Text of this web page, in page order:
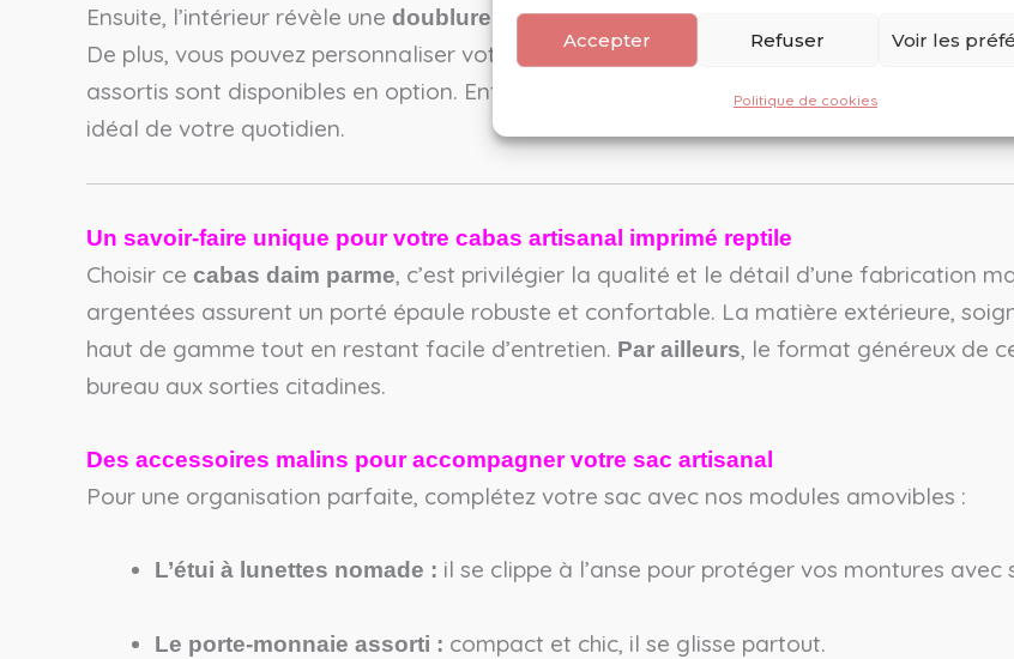
Accepter Refuser Voir les
Politique de cookies
Ensuite, l’intérieur révèle une doublure florale assortie. Ce sac artisanal est également
De plus, vous pouvez personnaliser votre achat avec des
accessoires coordonnés.
assortis sont disponibles en option. Enfin, cette
édition limitée Éliléa garantit une
idéal de votre quotidien.
Un savoir-faire unique pour votre cabas artisanal imprimé reptile
Choisir ce cabas daim parme, c’est privilégier la qualité et le détail d’une fabrication
argentées assurent un porté épaule robuste et confortable. La matière extérieure,
haut de gamme tout en restant facile d’entretien. Par ailleurs, le format généreux de
bureau aux sorties citadines.
Des accessoires malins pour accompagner votre sac artisanal
Pour une organisation parfaite, complétez votre sac avec nos modules amovibles :
L’étui à lunettes nomade : il se clippe à l’anse pour protéger vos montures avec
Le porte-monnaie assorti : compact et chic, il se glisse partout.